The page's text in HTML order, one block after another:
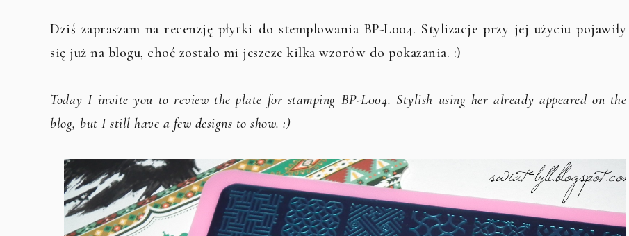
Dziś zapraszam na recenzję płytki do stemplowania BP-L004. Stylizacje przy jej użyciu pojawiły
się już na blogu, choć zostało mi jeszcze kilka wzorów do pokazania. :)
Today I invite you to review the plate for stamping BP-L004. Stylish using her already appeared on the
blog, but I still have a few designs to show. :)